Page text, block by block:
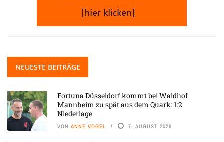
NEUESTE BEITRÄGE
Fortuna Düsseldorf kommt bei Waldhof
Mannheim zu spät aus dem Quark: 1:2
Niederlage
VON ANNE VOGEL 7. AUGUST 2026